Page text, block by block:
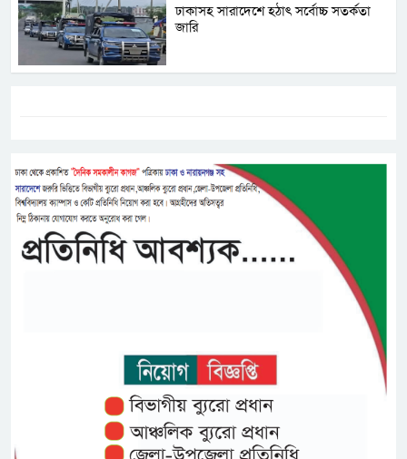
ঢাকাসহ সারাদেশে হঠাৎ সর্বোচ্চ সতর্কতা
জা‌রি